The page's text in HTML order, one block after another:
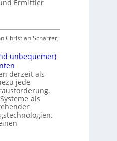
Ermittler
Christian Scharrer,
unbequemer)
derzeit als
jede
als